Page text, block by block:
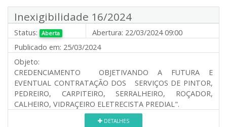
Inexigibilidade 16/2024
Status: Aberta Abertura: 22/03/2024 09:00
Publicado em: 25/03/2024
Objeto:
CREDENCIAMENTO OBJETIVANDO A FUTURA E
EVENTUAL CONTRATAÇÃO DOS SERVIÇOS DE PINTOR,
PEDREIRO, CARPITEIRO, SERRALHEIRO, ROÇADOR,
CALHEIRO, VIDRAÇEIRO ELETRECISTA PREDIAL".
DETALHES